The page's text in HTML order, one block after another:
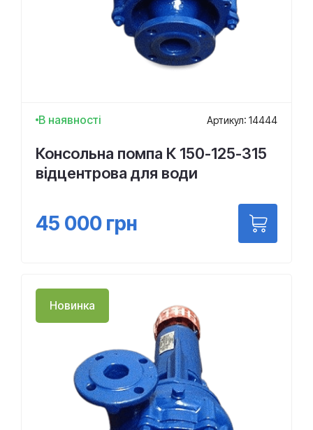
В наявності Артикул: 14444
Консольна помпа К 150-125-315
відцентрова для води
45 000 грн
Новинка